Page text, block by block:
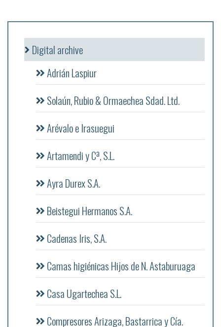
Digital archive
Adrián Laspiur
Solaún, Rubio & Ormaechea Sdad. Ltd.
Arévalo e Irasuegui
Artamendi y Cª, S.L.
Ayra Durex S.A.
Beistegui Hermanos S.A.
Cadenas Iris, S.A.
Camas higiénicas Hijos de N. Astaburuaga
Casa Ugartechea S.L.
Compresores Arizaga, Bastarrica y Cía.